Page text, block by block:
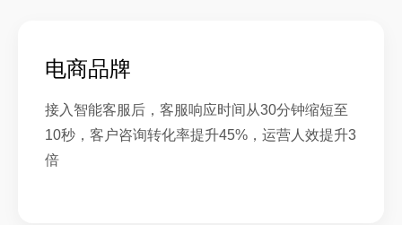
电商品牌
接入智能客服后，客服响应时间从30分钟缩短至
10秒，客户咨询转化率提升45%，运营人效提升3
倍